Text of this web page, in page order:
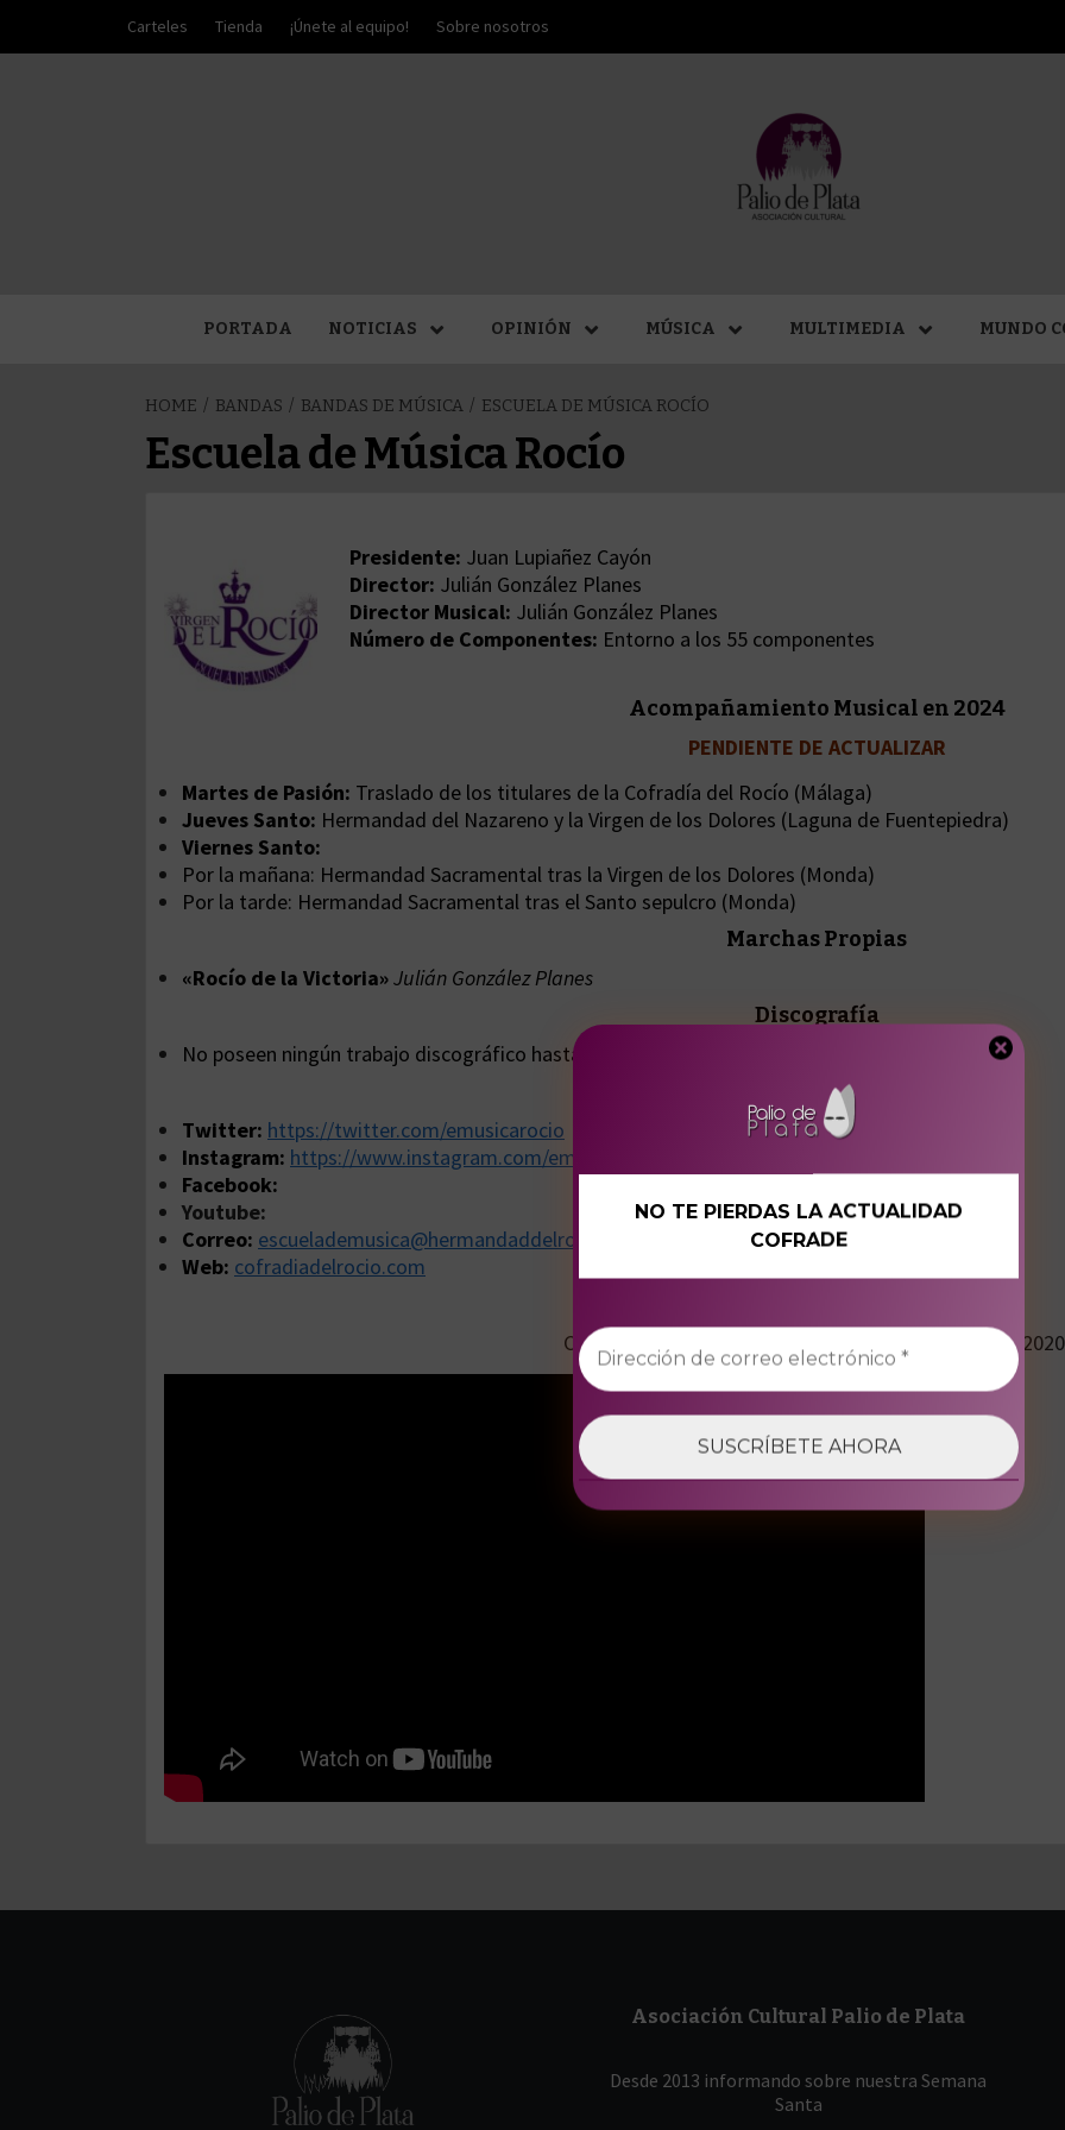
content
Carteles Tienda ¡Únete al equipo! Sobre nosotros
SEMANA
MÁLAGA
PORTADA NOTICIAS OPINIÓN MÚSICA MULTIMEDIA MUNDO
HOME BANDAS BANDAS DE MÚSICA ESCUELA DE MÚSICA ROCÍO
Escuela de Música Rocío
Presidente: Juan Lupiañez Cayón
Director: Julián González Planes
Director Musical: Julián González Planes
Número de Componentes: Entorno a los 55 componentes
Acompañamiento Musical en 2024
PENDIENTE DE ACTUALIZAR
Martes de Pasión: Traslado de los titulares de la Cofradía del Rocío (Málaga)
Jueves Santo: Hermandad del Nazareno y la Virgen de los Dolores (Laguna de Fuentepiedra)
Viernes Santo:
Por la mañana: Hermandad Sacramental tras la Virgen de los Dolores (Monda)
Por la tarde: Hermandad Sacramental tras el Santo sepulcro (Monda)
Marchas Propias
«Rocío de la Victoria»Julián González Planes
Discografía
No poseen ningún trabajo discográfico hasta la fecha.
Redes Sociales
Twitter: https://twitter.com/emusicarocio
Instagram: https://www.instagram.com/emusicarocio/
Facebook:
Youtube:
Correo: escuelademusica@hermandaddelrocio.com
Web: cofradiadelrocio.com
Certamen ‘La Banda Sonora de mi Ciudad’. Málaga,
NO TE PIERDAS LA ACTUALIDAD
COFRADE
Asociación Cultural Palio de Plata
Desde 2013 informando sobre nuestra Semana
Santa